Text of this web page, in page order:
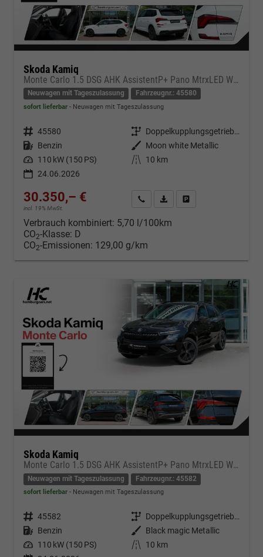
Skoda Kamiq
Monte Carlo 1.5 DSG AHK AssistentP+ Pano MtrxLED Winter-Premium SafetyP
Neuwagen mit Tageszulassung Fahrzeugnr.: 45580
sofort lieferbar Neuwagen mit Tageszulassung
Fahrzeugnr. 45580 Getriebe
Doppelkupplungsgetriebe (DSG)
Kraftstoff Benzin Außenfarbe
Moon white Metallic
Leistung 110 kW (150 PS) Kilometerstand
10 km
24.06.2026
30.350,– €
incl. 19% MwSt.
Kontakt & Angebot anfordern
PDF-Datei, Fahrzeugexposé
Verbrauch kombiniert: 5,70 l/100km
CO2-Klasse: D
CO2-Emissionen: 129,00 g/km
Skoda Kamiq
Monte Carlo 1.5 DSG AHK AssistentP+ Pano MtrxLED Winter-Premium SafetyP
Neuwagen mit Tageszulassung Fahrzeugnr.: 45582
sofort lieferbar Neuwagen mit Tageszulassung
Fahrzeugnr. 45582 Getriebe
Doppelkupplungsgetriebe (DSG)
Kraftstoff Benzin Außenfarbe
Black magic Metallic
Leistung 110 kW (150 PS) Kilometerstand
10 km